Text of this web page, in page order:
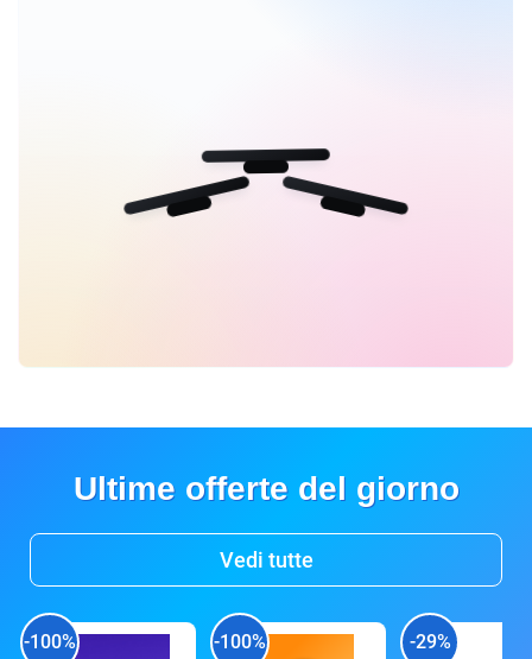
Ultime offerte del giorno
Vedi tutte
-100% -100% -29%